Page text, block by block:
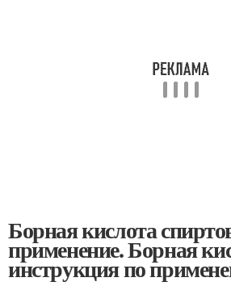
Борная кислота
применение. Борная
инструкция по